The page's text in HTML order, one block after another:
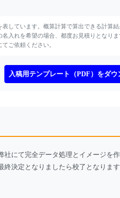
しています。概算計算で算出できる計算結
入れを希望の場合、都度お見積りとなりま
てご依頼ください。
入稿用テンプレート（PDF）をダウ
にて完全データ処理とイメージを
決定となりましたら校了となりま